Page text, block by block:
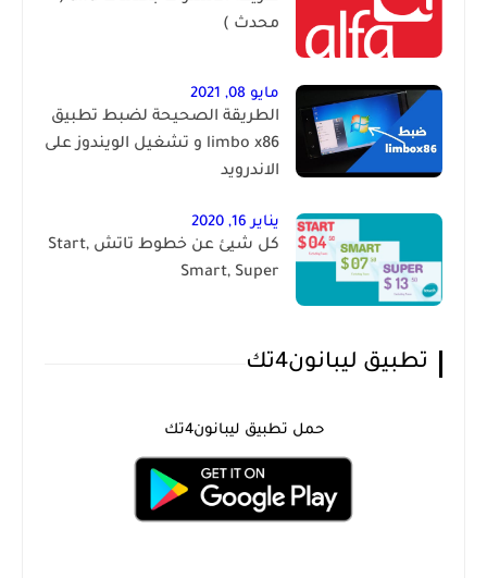
محدث )
مايو 08, 2021
الطريقة الصحيحة لضبط تطبيق
limbo x86 و تشغيل الويندوز على
الاندرويد
يناير 16, 2020
كل شيئ عن خطوط تاتش Start,
Smart, Super
تطبيق ليبانون4تك
حمل تطبيق ليبانون4تك